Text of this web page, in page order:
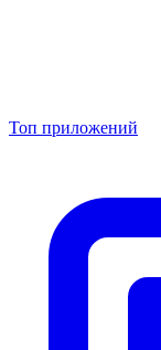
Топ приложений